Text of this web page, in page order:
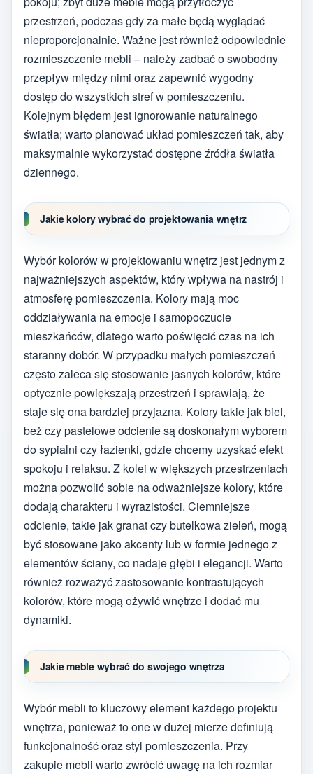
przestrzeń, podczas gdy za małe będą wyglądać
nieproporcjonalnie. Ważne jest również odpowiednie
rozmieszczenie mebli – należy zadbać o swobodny
przepływ między nimi oraz zapewnić wygodny
dostęp do wszystkich stref w pomieszczeniu.
Kolejnym błędem jest ignorowanie naturalnego
światła; warto planować układ pomieszczeń tak, aby
maksymalnie wykorzystać dostępne źródła światła
dziennego.
Jakie kolory wybrać do projektowania wnętrz
Wybór kolorów w projektowaniu wnętrz jest jednym z
najważniejszych aspektów, który wpływa na nastrój i
atmosferę pomieszczenia. Kolory mają moc
oddziaływania na emocje i samopoczucie
mieszkańców, dlatego warto poświęcić czas na ich
staranny dobór. W przypadku małych pomieszczeń
często zaleca się stosowanie jasnych kolorów, które
optycznie powiększają przestrzeń i sprawiają, że
staje się ona bardziej przyjazna. Kolory takie jak biel,
beż czy pastelowe odcienie są doskonałym wyborem
do sypialni czy łazienki, gdzie chcemy uzyskać efekt
spokoju i relaksu. Z kolei w większych przestrzeniach
można pozwolić sobie na odważniejsze kolory, które
dodają charakteru i wyrazistości. Ciemniejsze
odcienie, takie jak granat czy butelkowa zieleń, mogą
być stosowane jako akcenty lub w formie jednego z
elementów ściany, co nadaje głębi i elegancji. Warto
również rozważyć zastosowanie kontrastujących
kolorów, które mogą ożywić wnętrze i dodać mu
dynamiki.
Jakie meble wybrać do swojego wnętrza
Wybór mebli to kluczowy element każdego projektu
wnętrza, ponieważ to one w dużej mierze definiują
funkcjonalność oraz styl pomieszczenia. Przy
zakupie mebli warto zwrócić uwagę na ich rozmiar